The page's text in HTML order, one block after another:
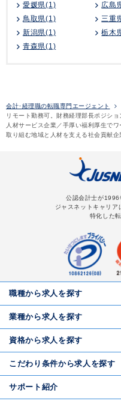
愛媛県(1)
広島
鳥取県(1)
三重
新潟県(1)
栃木
青森県(1)
会計･経理職の転職専門エージェント
リモート勤務可。財務経理部長ポジシ
人材サービス企業／手厚い福利厚生で
取り組む地域と人材を支える社会貢献企
公認会計士が1996
ジャスネットキャリア
特化した
職種から求人を探す
業種から求人を探す
資格から求人を探す
こだわり条件から求人を探す
サポート紹介